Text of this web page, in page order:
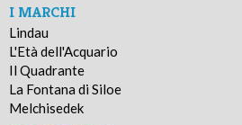
I MARCHI
Lindau
L'Età dell'Acquario
Il Quadrante
La Fontana di Siloe
Melchisedek